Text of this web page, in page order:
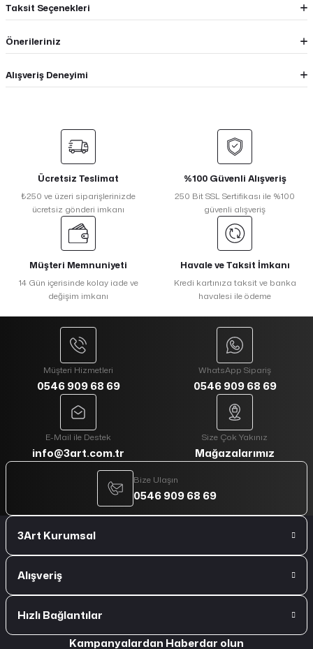
Taksit Seçenekleri
Önerileriniz
Alışveriş Deneyimi
Ücretsiz Teslimat
₺250 ve üzeri siparişlerinizde
ücretsiz gönderi imkanı
%100 Güvenli Alışveriş
250 Bit SSL Sertifikası ile %100
güvenli alışveriş
Müşteri Memnuniyeti
14 Gün içerisinde kolay iade ve
değişim imkanı
Havale ve Taksit İmkanı
Kredi kartınıza taksit ve banka
havalesi ile ödeme
Müşteri Hizmetleri
0546 909 68 69
WhatsApp Sipariş
0546 909 68 69
E-Mail ile Destek
info@3art.com.tr
Size Çok Yakınız
Mağazalarımız
Bize Ulaşın
0546 909 68 69
3Art Kurumsal
Alışveriş
Hızlı Bağlantılar
Kampanyalardan Haberdar olun